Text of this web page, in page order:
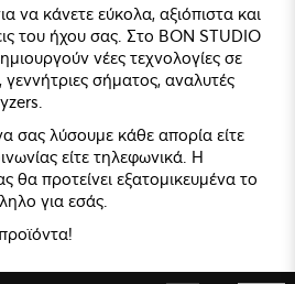
να κάνετε εύκολα, αξιόπιστα και
του ήχου σας. Στο BON STUDIO
νέες τεχνολογίες σε
σήματος, αναλυτές
σας λύσουμε κάθε απορία είτε
είτε τηλεφωνικά. Η
θα προτείνει εξατομικευμένα το
για εσάς.